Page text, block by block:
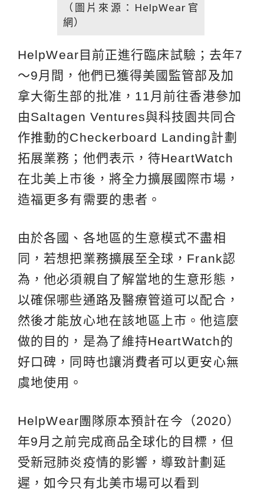
（圖片來源：HelpWear官
網）
HelpWear目前正進行臨床試驗；去年7
～9月間，他們已獲得美國監管部及加
拿大衛生部的批准，11月前往香港參加
由Saltagen Ventures與科技園共同合
作推動的Checkerboard Landing計劃
拓展業務；他們表示，待HeartWatch
在北美上市後，將全力擴展國際市場，
造福更多有需要的患者。
由於各國、各地區的生意模式不盡相
同，若想把業務擴展至全球，Frank認
為，他必須親自了解當地的生意形態，
以確保哪些通路及醫療管道可以配合，
然後才能放心地在該地區上市。他這麼
做的目的，是為了維持HeartWatch的
好口碑，同時也讓消費者可以更安心無
虞地使用。
HelpWear團隊原本預計在今（2020）
年9月之前完成商品全球化的目標，但
受新冠肺炎疫情的影響，導致計劃延
遲，如今只有北美市場可以看到